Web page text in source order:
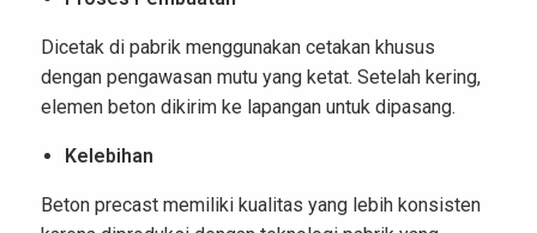
Dicetak di pabrik menggunakan cetakan khusus
dengan pengawasan mutu yang ketat. Setelah kering,
elemen beton dikirim ke lapangan untuk dipasang.
Kelebihan
Beton precast memiliki kualitas yang lebih konsisten